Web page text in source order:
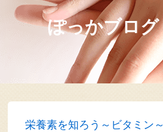
ぽっかブログ
栄養素を知ろう～ビタミン～